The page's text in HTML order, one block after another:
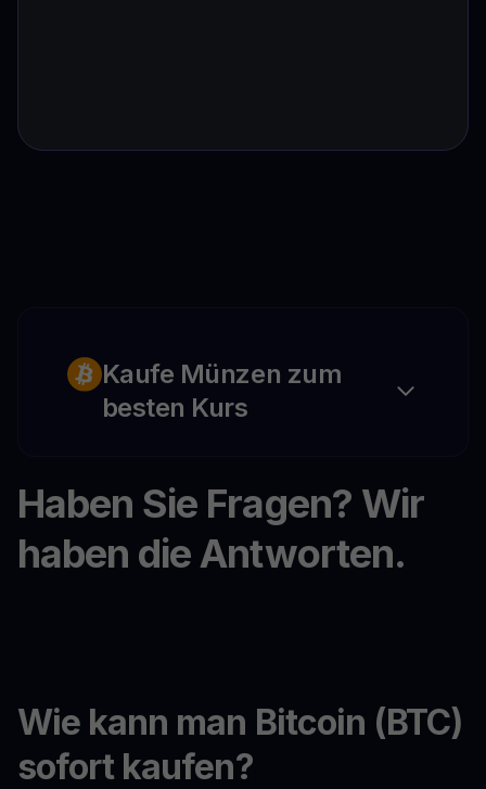
Kaufe Münzen zum
besten Kurs
Haben Sie Fragen? Wir
haben die Antworten.
Wie kann man Bitcoin (BTC)
sofort kaufen?